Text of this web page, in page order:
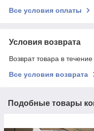
Все условия оплаты
Условия возврата
Возврат товара в
Все условия возврата
Подобные товары